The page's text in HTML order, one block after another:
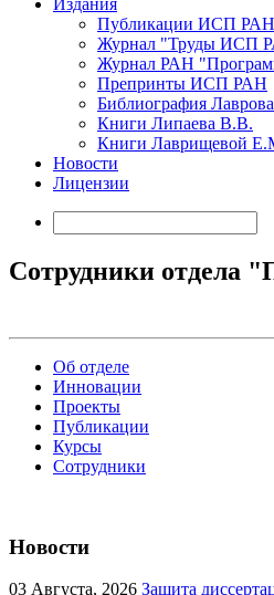
Издания
Публикации ИСП РАН
Журнал "Труды ИСП
Журнал РАН
Препринты ИСП РАН
Библиография
Книги Липаева В.В.
Книги Лаврищевой
Новости
Лицензии
Сотрудники отдела
Об отделе
Инновации
Проекты
Публикации
Курсы
Сотрудники
Новости
03 Августа, 2026 Защита